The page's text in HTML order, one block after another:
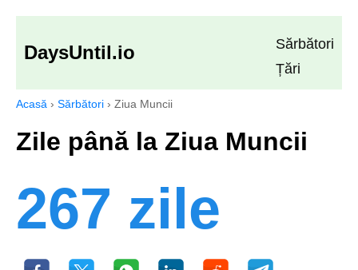
DaysUntil.io
Sărbători
Țări
Acasă › Sărbători › Ziua Muncii
Zile până la Ziua Muncii
267 zile